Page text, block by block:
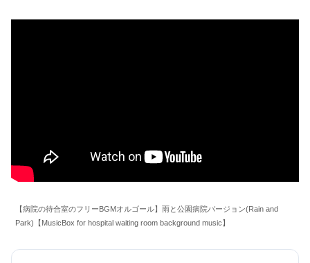
【病院の待合室のフリーBGMオルゴール】雨と公園病院バージョン(Rain and
Park)【MusicBox for hospital waiting room background music】